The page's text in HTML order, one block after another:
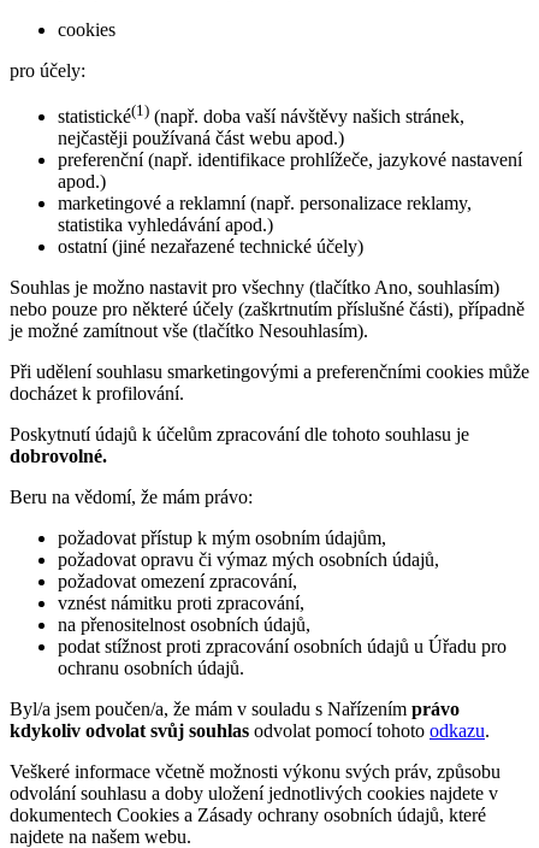
cookies
pro účely:
statistické(1) (např. doba vaší návštěvy našich stránek,
nejčastěji používaná část webu apod.)
preferenční (např. identifikace prohlížeče, jazykové nastavení
apod.)
marketingové a reklamní (např. personalizace reklamy,
statistika vyhledávání apod.)
ostatní (jiné nezařazené technické účely)
Souhlas je možno nastavit pro všechny (tlačítko Ano, souhlasím)
nebo pouze pro některé účely (zaškrtnutím příslušné části), případně
je možné zamítnout vše (tlačítko Nesouhlasím).
Při udělení souhlasu smarketingovými a preferenčními cookies může
docházet k profilování.
Poskytnutí údajů k účelům zpracování dle tohoto souhlasu je
dobrovolné.
Beru na vědomí, že mám právo:
požadovat přístup k mým osobním údajům,
požadovat opravu či výmaz mých osobních údajů,
požadovat omezení zpracování,
vznést námitku proti zpracování,
na přenositelnost osobních údajů,
podat stížnost proti zpracování osobních údajů u Úřadu pro
ochranu osobních údajů.
Byl/a jsem poučen/a, že mám v souladu s Nařízením právo
kdykoliv odvolat svůj souhlas odvolat pomocí tohoto odkazu.
Veškeré informace včetně možnosti výkonu svých práv, způsobu
odvolání souhlasu a doby uložení jednotlivých cookies najdete v
dokumentech Cookies a Zásady ochrany osobních údajů, které
najdete na našem webu.